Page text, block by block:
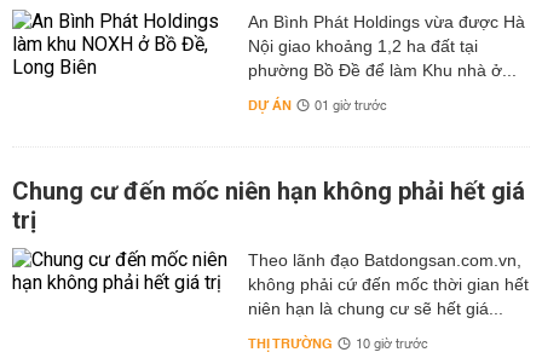
An Bình Phát Holdings vừa được Hà
Nội giao khoảng 1,2 ha đất tại
phường Bồ Đề để làm Khu nhà ở...
DỰ ÁN 01 giờ trước
Chung cư đến mốc niên hạn không phải hết giá
trị
Theo lãnh đạo Batdongsan.com.vn,
không phải cứ đến mốc thời gian hết
niên hạn là chung cư sẽ hết giá...
THỊ TRƯỜNG 10 giờ trước